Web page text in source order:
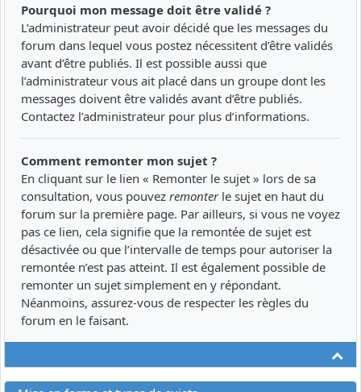
Pourquoi mon message doit être validé ?
L’administrateur peut avoir décidé que les messages du
forum dans lequel vous postez nécessitent d’être validés
avant d’être publiés. Il est possible aussi que
l’administrateur vous ait placé dans un groupe dont les
messages doivent être validés avant d’être publiés.
Contactez l’administrateur pour plus d’informations.
Comment remonter mon sujet ?
En cliquant sur le lien « Remonter le sujet » lors de sa
consultation, vous pouvez remonterle sujet en haut du
forum sur la première page. Par ailleurs, si vous ne voyez
pas ce lien, cela signifie que la remontée de sujet est
désactivée ou que l’intervalle de temps pour autoriser la
remontée n’est pas atteint. Il est également possible de
remonter un sujet simplement en y répondant.
Néanmoins, assurez-vous de respecter les règles du
forum en le faisant.